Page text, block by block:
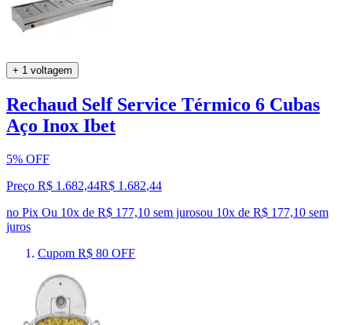
+ 1 voltagem
Rechaud Self Service Térmico 6 Cubas
Aço Inox Ibet
5% OFF
Preço R$ 1.682,44R$ 1.682,44
no Pix Ou 10x de R$ 177,10 sem jurosou 10x de R$ 177,10 sem
juros
Cupom R$ 80 OFF